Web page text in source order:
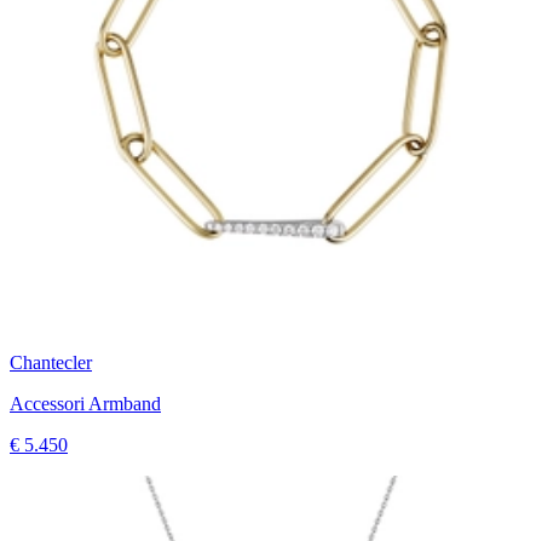
Chantecler
Accessori Armband
€ 5.450